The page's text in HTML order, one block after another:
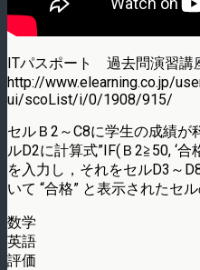
ITパスポート 過去問演習講
http://www.elearning.co.jp/
ui/scoList/i/0/1908/915/
セルＢ2～C8に学生の成績が
ルD2に計算式”IF(Ｂ2≧50, ‘合
を入力し，それをセルD3～
いて “合格” と表示されたセ
数学
英語
評価